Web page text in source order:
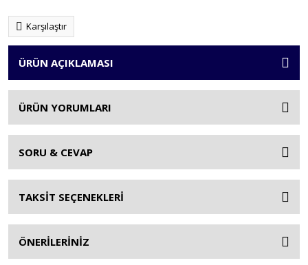
Karşılaştır
ÜRÜN AÇIKLAMASI
ÜRÜN YORUMLARI
SORU & CEVAP
TAKSİT SEÇENEKLERİ
ÖNERİLERİNİZ